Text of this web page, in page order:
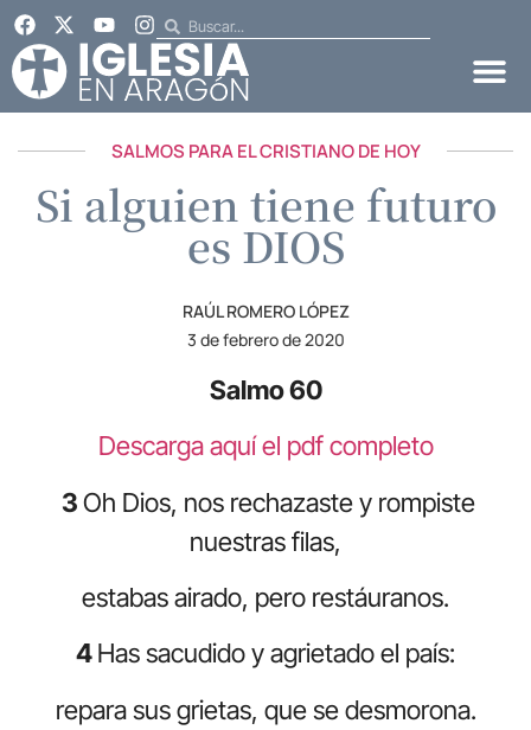
SALMOS PARA EL CRISTIANO DE HOY
Si alguien tiene futuro
es DIOS
RAÚL ROMERO LÓPEZ
3 de febrero de 2020
Salmo 60
Descarga aquí el pdf completo
3Oh Dios, nos rechazaste y rompiste
nuestras filas,
estabas airado, pero restáuranos.
4Has sacudido y agrietado el país:
repara sus grietas, que se desmorona.